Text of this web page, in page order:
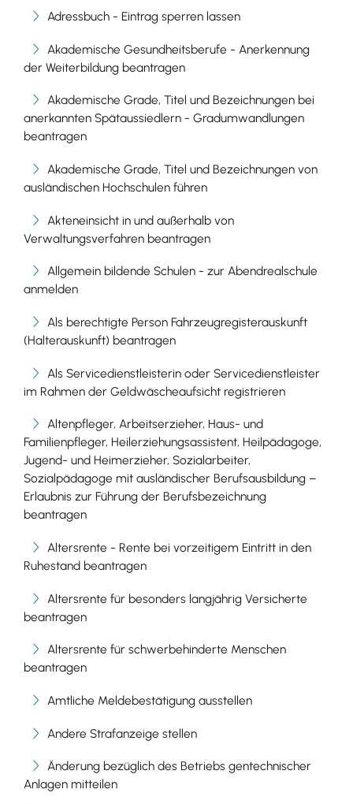
Adressbuch - Eintrag sperren lassen
Akademische Gesundheitsberufe - Anerkennung
der Weiterbildung beantragen
Akademische Grade, Titel und Bezeichnungen bei
anerkannten Spätaussiedlern - Gradumwandlungen
beantragen
Akademische Grade, Titel und Bezeichnungen von
ausländischen Hochschulen führen
Akteneinsicht in und außerhalb von
Verwaltungsverfahren beantragen
Allgemein bildende Schulen - zur Abendrealschule
anmelden
Als berechtigte Person Fahrzeugregisterauskunft
(Halterauskunft) beantragen
Als Servicedienstleisterin oder Servicedienstleister
im Rahmen der Geldwäscheaufsicht registrieren
Altenpfleger, Arbeitserzieher, Haus- und
Familienpfleger, Heilerziehungsassistent, Heilpädagoge,
Jugend- und Heimerzieher, Sozialarbeiter,
Sozialpädagoge mit ausländischer Berufsausbildung –
Erlaubnis zur Führung der Berufsbezeichnung
beantragen
Altersrente - Rente bei vorzeitigem Eintritt in den
Ruhestand beantragen
Altersrente für besonders langjährig Versicherte
beantragen
Altersrente für schwerbehinderte Menschen
beantragen
Amtliche Meldebestätigung ausstellen
Andere Strafanzeige stellen
Änderung bezüglich des Betriebs gentechnischer
Anlagen mitteilen